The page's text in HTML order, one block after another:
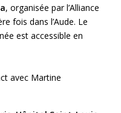
, organisée par l’Alliance
fois dans l’Aude. Le
est accessible en
avec Martine